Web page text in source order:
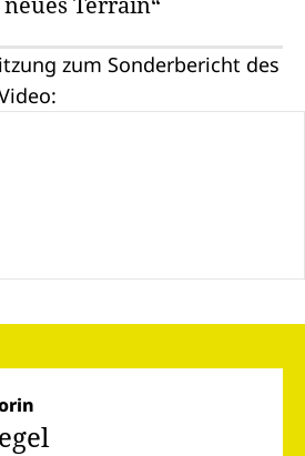
zum Sonderbericht des